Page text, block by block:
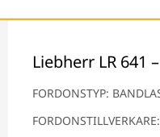
Liebherr LR 641
FORDONSTYP: